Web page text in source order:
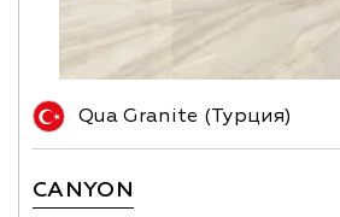
Qua Granite (Турция)
CANYON